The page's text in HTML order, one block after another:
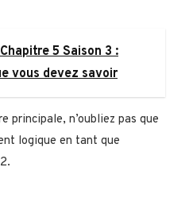
5 Saison 3 :
vous devez savoir
principale, n’oubliez pas que
logique en tant que